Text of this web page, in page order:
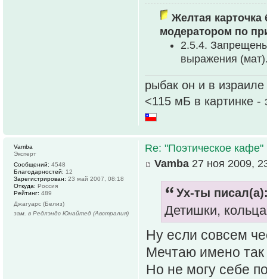
Желтая карточка
модератором по
2.5.4.
выpажения
рыбак он и в
<115 мБ в картинке -
Re: "Поэтическое кафе"
Vamba 27 ноя 2009,
Ух-ты
Детишки,
Ну если совсем
Мечтаю имено так
Но не могу себе
Vamba
Эксперт
Сообщений: 4548
Благодарностей: 12
Зарегистрирован: 23 май 2007, 08:18
Откуда: Россия
Рейтинг: 489
Джагуарс (Белиз)
зам. в Редлэндс Юнайтед (Австралия)